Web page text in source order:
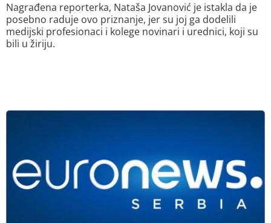
Nagrađena reporterka, Nataša Jovanović je istakla da je
posebno raduje ovo priznanje, jer su joj ga dodelili
medijski profesionaci i kolege novinari i urednici, koji su
bili u žiriju.